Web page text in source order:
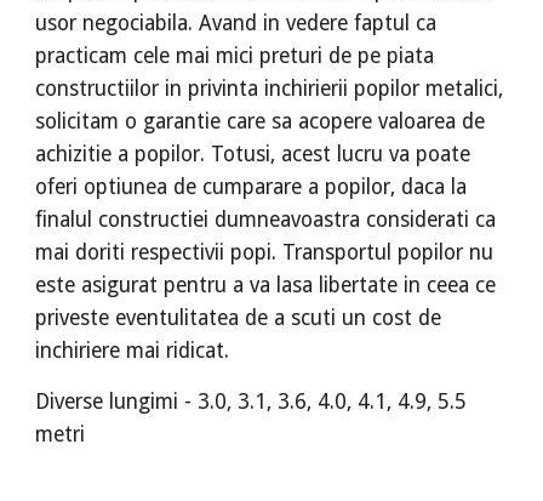
usor negociabila. Avand in vedere faptul ca
practicam cele mai mici preturi de pe piata
constructiilor in privinta inchirierii popilor metalici,
solicitam o garantie care sa acopere valoarea de
achizitie a popilor. Totusi, acest lucru va poate
oferi optiunea de cumparare a popilor, daca la
finalul constructiei dumneavoastra considerati ca
mai doriti respectivii popi. Transportul popilor nu
este asigurat pentru a va lasa libertate in ceea ce
priveste eventulitatea de a scuti un cost de
inchiriere mai ridicat.
Diverse lungimi - 3.0, 3.1, 3.6, 4.0, 4.1, 4.9, 5.5
metri